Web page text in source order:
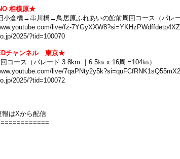
相模原★
倉橋→串川橋→鳥居原ふれあいの館前周回コース（パレ
live/fz-7YGyXXW8?si=YKHzPWdffdetp4XZ
2025/?tid=100070
チャンネル 東京★
ース（パレード 3.8km ｜6.5㎞ x 16周 =104㎞）
live/7qaPNty2y5k?si=quFCfRNK1sQ55mX2
2025/?tid=100072
はXから配信